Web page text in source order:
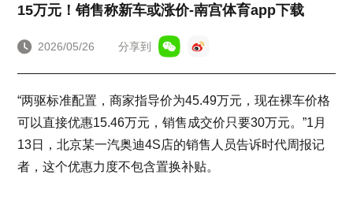
15万元！销售称新车或涨价-南宫体育app下载
2026/05/26 分享到
“两驱标准配置，商家指导价为45.49万元，现在裸车价格
可以直接优惠15.46万元，销售成交价只要30万元。”1月
13日，北京某一汽奥迪4S店的销售人员告诉时代周报记
者，这个优惠力度不包含置换补贴。